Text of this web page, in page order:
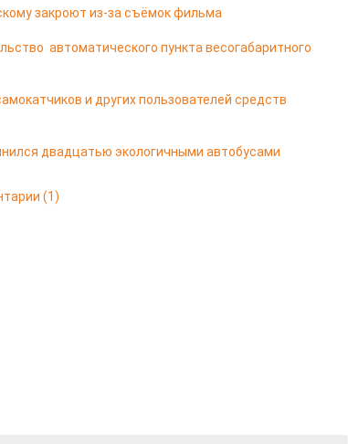
закроют из-за съёмок фильма
автоматического пункта весогабаритного
и других пользователей средств
двадцатью экологичными автобусами
(1)